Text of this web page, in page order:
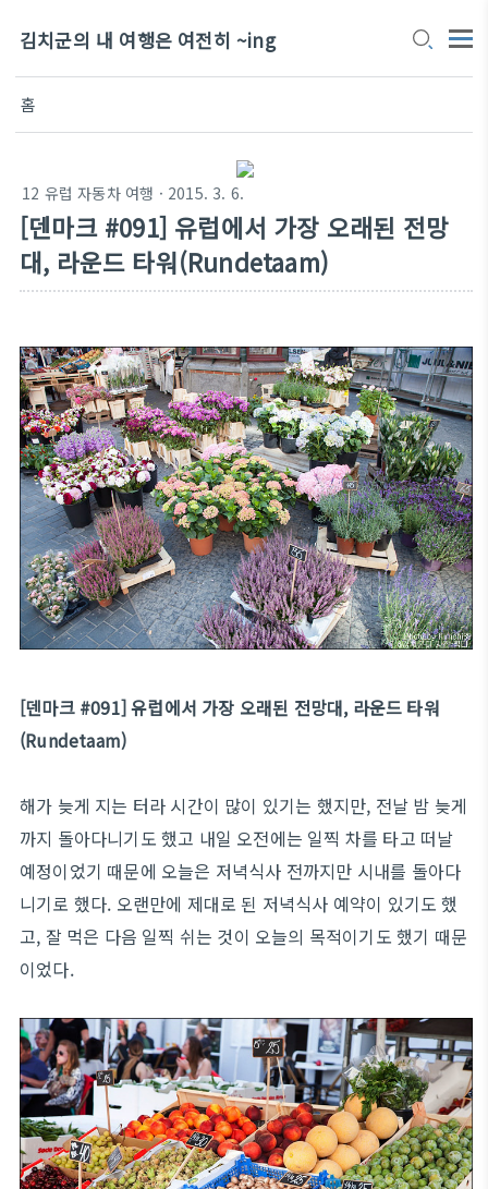
김치군의 내 여행은 여전히 ~ing
홈
12 유럽 자동차 여행 · 2015. 3. 6.
[덴마크 #091] 유럽에서 가장 오래된 전망
대, 라운드 타워(Rundetaam)
[덴마크 #091] 유럽에서 가장 오래된 전망대, 라운드 타워
(Rundetaam)
해가 늦게 지는 터라 시간이 많이 있기는 했지만, 전날 밤 늦게
까지 돌아다니기도 했고 내일 오전에는 일찍 차를 타고 떠날
예정이었기 때문에 오늘은 저녁식사 전까지만 시내를 돌아다
니기로 했다. 오랜만에 제대로 된 저녁식사 예약이 있기도 했
고, 잘 먹은 다음 일찍 쉬는 것이 오늘의 목적이기도 했기 때문
이었다.